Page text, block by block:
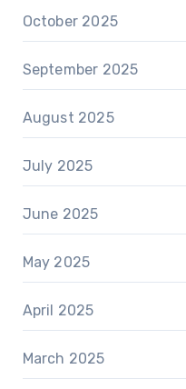
October 2025
September 2025
August 2025
July 2025
June 2025
May 2025
April 2025
March 2025